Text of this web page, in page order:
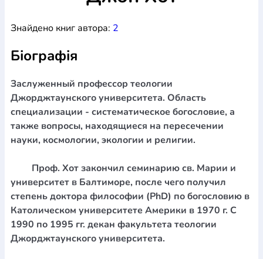
Шлюб і сім`я Юдаїзм
ПеріодикаАудіо Ручки кулькові
БлокнотиЩоденники / щотижневики
Навчальні мапи Шкіряні виробиМагніти
виробиМіні-лампиНаклейкиНастільні ігриПакети
подарунковіПлакатиПластмасові виробиХустки
Подарункові карткиРозвиваючі ігриРепринти Свічки
Фотокартини
Головні убори
Календарі
Канцелярскі товари
Комп`ютерні ігри
Книга в комплекті
За додатковою інформацією дзвоніть за номером:+38
(097) 880-6379
Ми у Facebook
Знайдено книг автора: 2
Біографія
Заслуженный профессор теологии
Джорджтаунского университета. Область
специализации - систематическое богословие, а
также вопросы, находящиеся на пересечении
науки, космологии, экологии и религии.
Проф. Хот закончил семинарию св. Марии и
университет в Балтиморе, после чего получил
степень доктора философии (PhD) по богословию в
Католическом университете Америки в 1970 г. С
1990 по 1995 гг. декан факультета теологии
Джорджтаунского университета.